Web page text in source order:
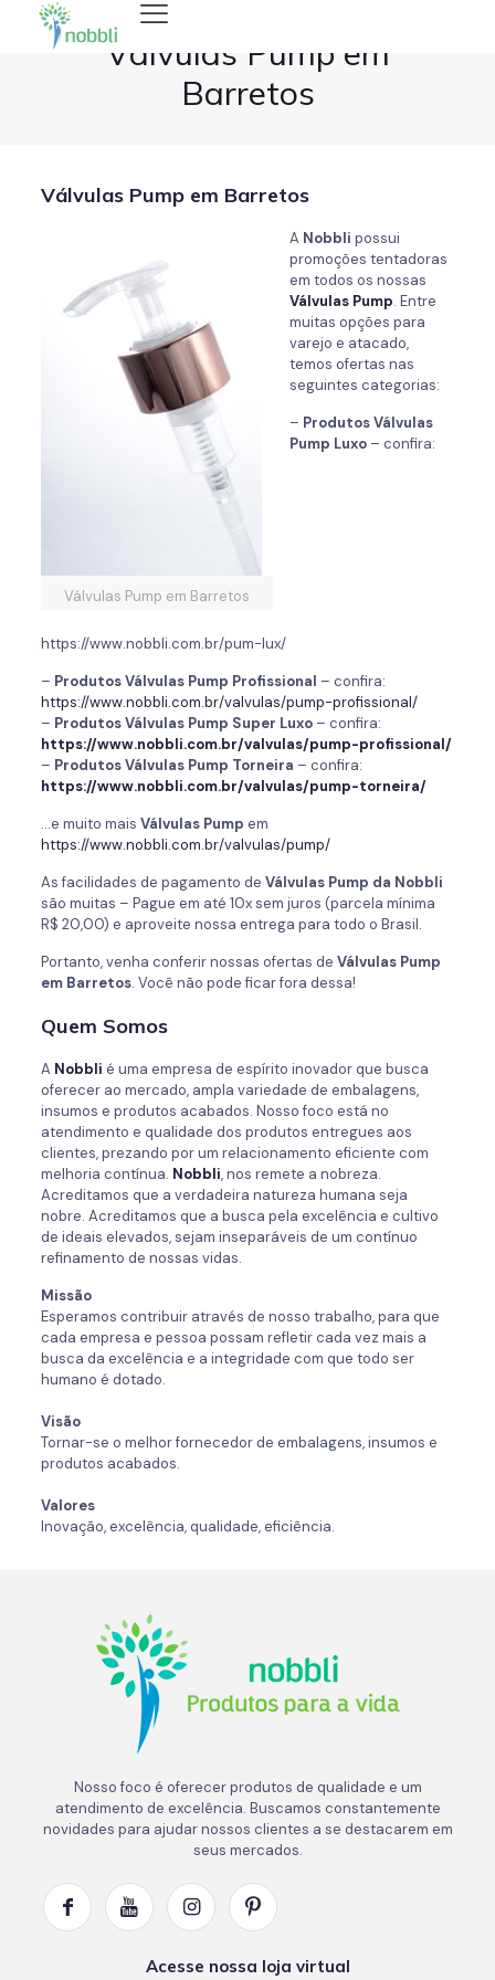
Válvulas Pump em
Barretos
Válvulas Pump em Barretos
Válvulas Pump em Barretos
A Nobbli possui
promoções tentadoras
em todos os nossas
Válvulas Pump. Entre
muitas opções para
varejo e atacado,
temos ofertas nas
seguintes categorias:
– Produtos Válvulas
Pump Luxo– confira:
https://www.nobbli.com.br/pum-lux/
– Produtos Válvulas Pump Profissional – confira:
https://www.nobbli.com.br/valvulas/pump-profissional/
– Produtos Válvulas Pump Super Luxo– confira:
https://www.nobbli.com.br/valvulas/pump-profissional/
– Produtos Válvulas Pump Torneira – confira:
https://www.nobbli.com.br/valvulas/pump-torneira/
…e muito mais Válvulas Pump em
https://www.nobbli.com.br/valvulas/pump/
As facilidades de pagamento de Válvulas Pump da Nobbli
são muitas – Pague em até 10x sem juros (parcela mínima
R$ 20,00) e aproveite nossa entrega para todo o Brasil.
Portanto, venha conferir nossas ofertas de Válvulas Pump
em Barretos. Você não pode ficar fora dessa!
Quem Somos
A Nobbli é uma empresa de espírito inovador que busca
oferecer ao mercado, ampla variedade de embalagens,
insumos e produtos acabados. Nosso foco está no
atendimento e qualidade dos produtos entregues aos
clientes, prezando por um relacionamento eficiente com
melhoria contínua. Nobbli, nos remete a nobreza.
Acreditamos que a verdadeira natureza humana seja
nobre. Acreditamos que a busca pela excelência e cultivo
de ideais elevados, sejam inseparáveis de um contínuo
refinamento de nossas vidas.
Missão
Esperamos contribuir através de nosso trabalho, para que
cada empresa e pessoa possam refletir cada vez mais a
busca da excelência e a integridade com que todo ser
humano é dotado.
Visão
Tornar-se o melhor fornecedor de embalagens, insumos e
produtos acabados.
Valores
Inovação, excelência, qualidade, eficiência.
Nosso foco é oferecer produtos de qualidade e um
atendimento de excelência. Buscamos constantemente
novidades para ajudar nossos clientes a se destacarem em
seus mercados.
Acesse nossa loja virtual